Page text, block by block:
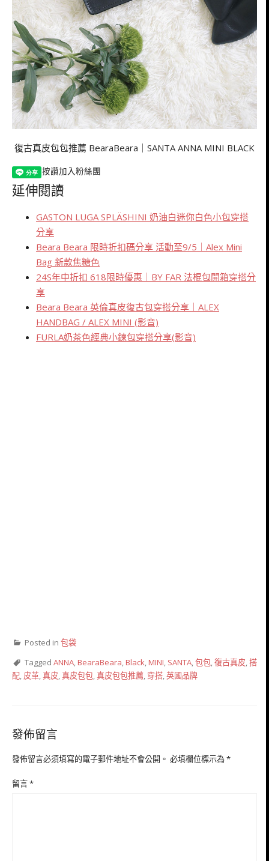
復古真皮包包推薦 BearaBeara｜SANTA ANNA MINI BLACK
按讚加入粉絲團
延伸閱讀
GASTON LUGA SPLÄSHINI 奶油白迷你白色小包穿搭
分享
Beara Beara 限時折扣碼分享 活動至9/5｜Alex Mini
Bag 新款焦糖色
24S年中折扣 618限時優惠｜BY FAR 法棍包開箱穿搭分
享
Beara Beara 英倫真皮復古包穿搭分享｜ALEX
HANDBAG / ALEX MINI (影音)
FURLA奶茶色經典小鍊包穿搭分享(影音)
Posted in 包袋
Tagged ANNA,BearaBeara,Black,MINI, SANTA,包包,復古真皮,搭
配, 皮革,真皮,真皮包包,真皮包包推薦, 穿搭,英國品牌
發佈留言
發佈留言必須填寫的電子郵件地址不會公開。 必填欄位標示為*
留言*